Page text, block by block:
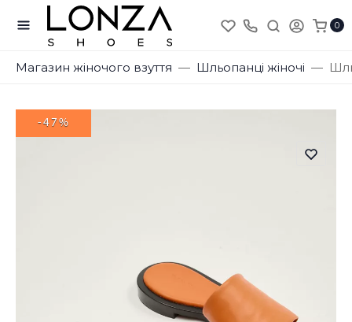
0
Магазин жіночого взуття Шльопанці жіночі
-47%